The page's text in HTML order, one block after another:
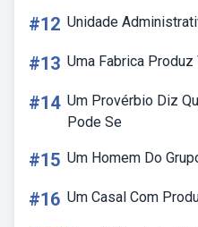
#12 Unidade
#13 Uma Fabrica
#14 Um Provérbio Diz
Pode Se
#15 Um Homem Do
#16 Um Casal Com